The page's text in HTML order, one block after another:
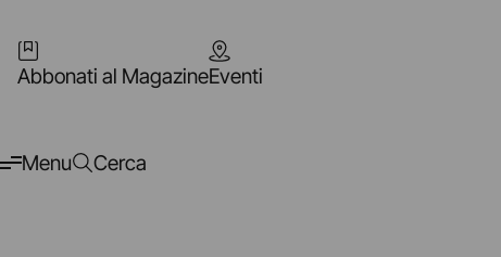
Abbonati al MagazineEventi
Menu Cerca